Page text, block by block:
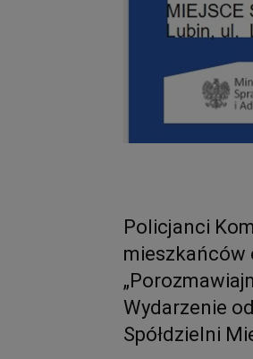
Policjanci
mieszkańców
Wydarzenie
Spółdzielni